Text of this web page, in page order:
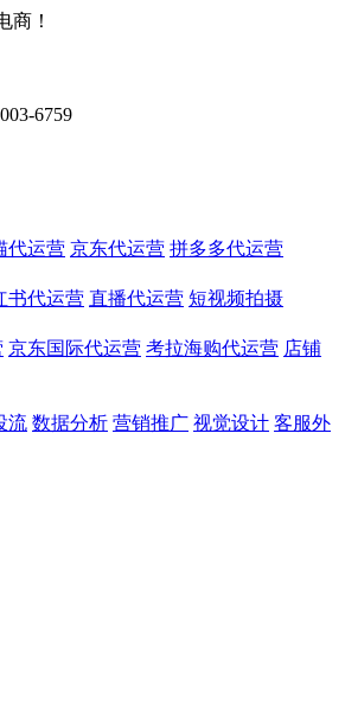
商！
6759
代运营 京东代运营 拼多多代运营
书代运营 直播代运营 短视频拍摄
京东国际代运营 考拉海购代运营 店铺
流 数据分析 营销推广 视觉设计 客服外